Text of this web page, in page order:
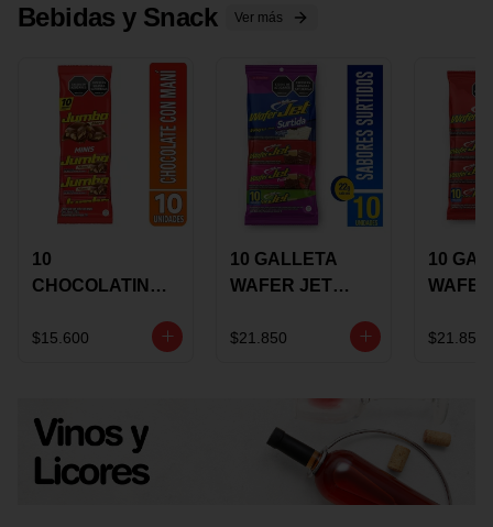
Bebidas y Snack Ver más
10
CHOCOLATINA
17 GRS
$15.600
10 GALLETA
WAFER JET
GRS
$21.850
10
GRS
$21.850